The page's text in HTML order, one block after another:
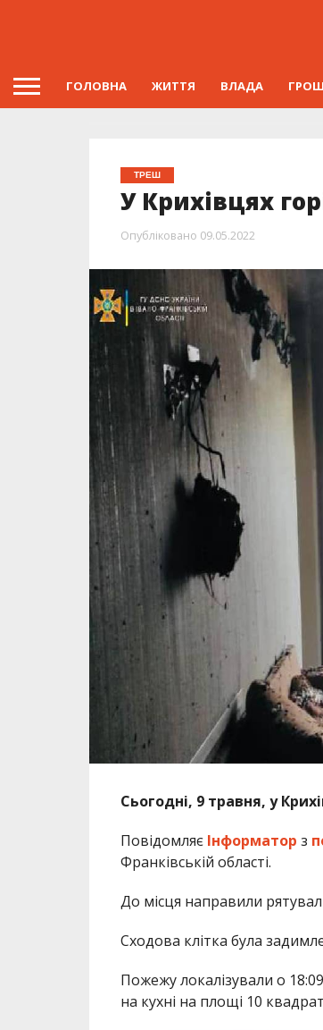
ГОЛОВНА ЖИТТЯ ВЛАДА
ТРЕШ
У Крихівцях
Опубліковано 09.05.2022
Сьогодні, 9 травня, у
Повідомляє Інформатор з
Франківській області.
До місця направили
Сходова клітка була
Пожежу локалізували о
на кухні на площі 10